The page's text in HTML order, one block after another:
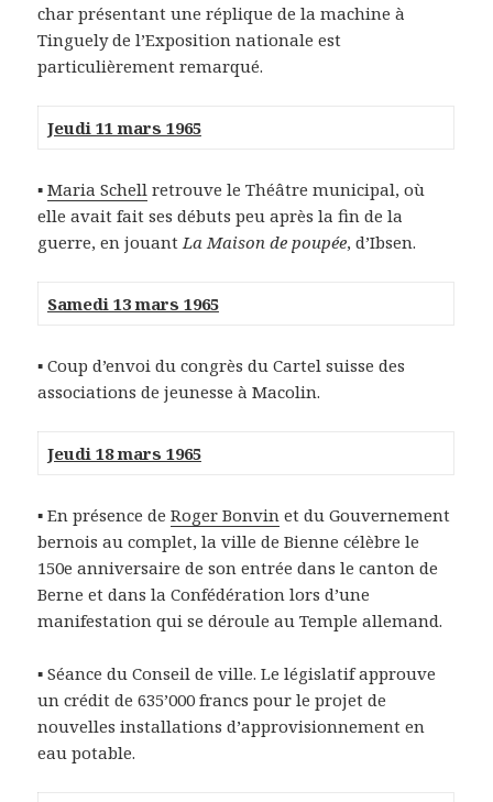
char présentant une réplique de la machine à
Tinguely de l’Exposition nationale est
particulièrement remarqué.
Jeudi 11 mars 1965
▪Maria Schell retrouve le Théâtre municipal, où
elle avait fait ses débuts peu après la fin de la
guerre, en jouantLa Maison de poupée, d’Ibsen.
Samedi 13 mars 1965
▪ Coup d’envoi du congrès du Cartel suisse des
associations de jeunesse à Macolin.
Jeudi 18 mars 1965
▪ En présence deRoger Bonvin et du Gouvernement
bernois au complet, la ville de Bienne célèbre le
150e anniversaire de son entrée dans le canton de
Berne et dans la Confédération lors d’une
manifestation qui se déroule au Temple allemand.
▪ Séance du Conseil de ville. Le législatif approuve
un crédit de 635’000 francs pour le projet de
nouvelles installations d’approvisionnement en
eau potable.